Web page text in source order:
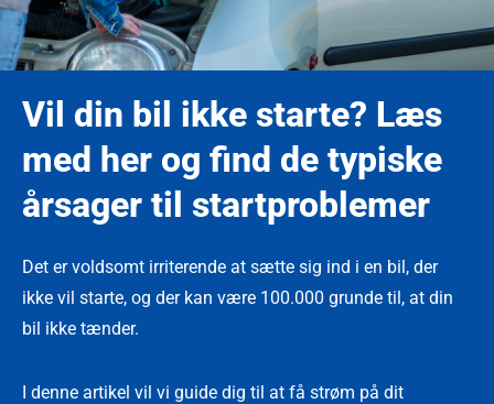
Vil din bil ikke starte? Læs
med her og find de typiske
årsager til startproblemer
Det er voldsomt irriterende at sætte sig ind i en bil, der
ikke vil starte, og der kan være 100.000 grunde til, at din
bil ikke tænder.
I denne artikel vil vi guide dig til at få strøm på dit